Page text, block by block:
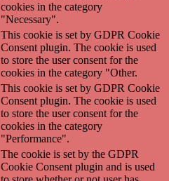
cookies in the category
"Necessary".
This cookie is set by GDPR Cookie
Consent plugin. The cookie is used
to store the user consent for the
cookies in the category "Other.
This cookie is set by GDPR Cookie
Consent plugin. The cookie is used
to store the user consent for the
cookies in the category
"Performance".
The cookie is set by the GDPR
Cookie Consent plugin and is used